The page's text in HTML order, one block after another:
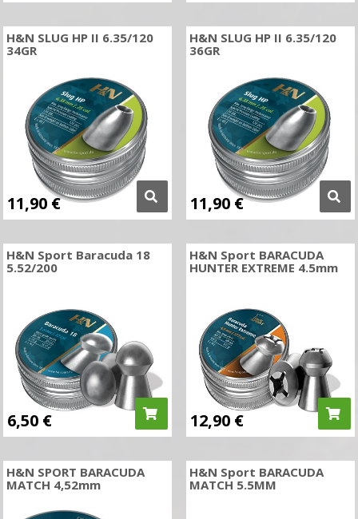
H&N SLUG HP II 6.35/120
34GR
11,90 €
H&N SLUG HP II 6.35/120
36GR
11,90 €
H&N Sport Baracuda 18
5.52/200
6,50 €
H&N Sport BARACUDA
HUNTER EXTREME 4.5mm
12,90 €
H&N SPORT BARACUDA
MATCH 4,52mm
H&N Sport BARACUDA
MATCH 5.5MM